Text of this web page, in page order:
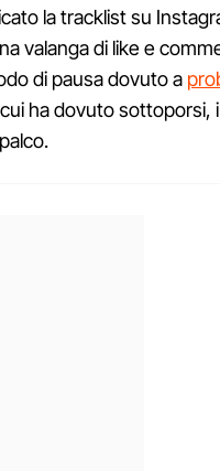
la tracklist su
valanga di like e
di pausa dovuto a
ha dovuto sottoporsi,